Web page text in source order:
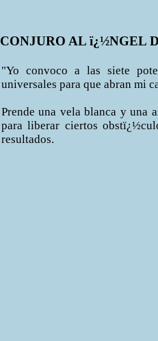
CONJURO AL ï¿½NGEL
"Yo convoco a las siete
universales para que abran mi
Prende una vela blanca y una
para liberar ciertos
resultados.